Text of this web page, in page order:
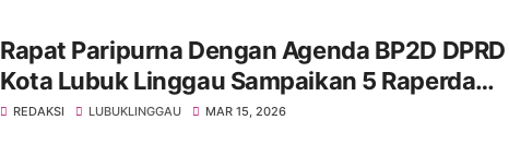
Rapat Paripurna Dengan Agenda BP2D DPRD
Kota Lubuk Linggau Sampaikan 5 Raperda
inisiatif
REDAKSI LUBUKLINGGAU MAR 15, 2026